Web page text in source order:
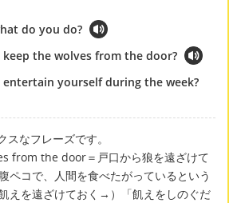
do you do?
the wolves from the door?
yourself during the week?
スなフレーズです。
from the door＝戸口から狼を遠ざけて
ペコで、人間を食べたがっているという
えを遠ざけておく→）「飢えをしのぐだ